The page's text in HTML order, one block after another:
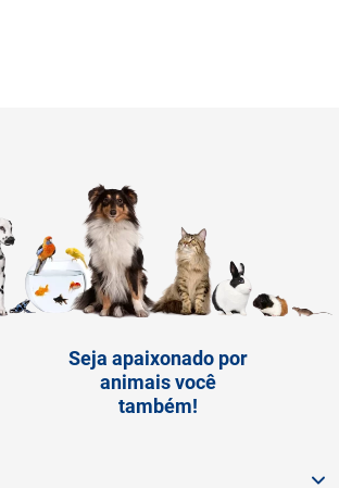
Seja apaixonado por
animais você
também!